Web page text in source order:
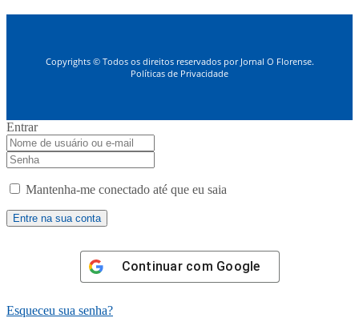
Copyrights © Todos os direitos reservados por Jornal O Florense.
Políticas de Privacidade
Entrar
Mantenha-me conectado até que eu saia
Continuar com Google
Esqueceu sua senha?